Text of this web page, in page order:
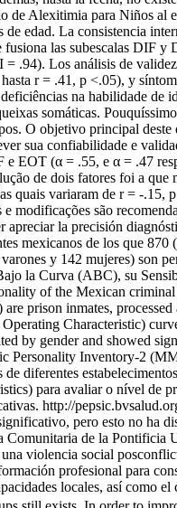
de Alexitimia para Niños al
edad. La consistencia
las subescalas DIF
.94). Los análisis de
r = .41, p <.05), y
na habilidade de
somáticas.
O objetivo principal
sua confiabilidade e
EOT (α = .55, e α = .47
de dois fatores foi a
quais variaram de r = -
são
apreciar la precisión
mexicanos de los que 870
y 142 mujeres) son
la Curva (ABC), su
of the Mexican
prison inmates,
Characteristic)
by gender and showed
Personality Inventory-2
diferentes
para avaliar o nível de
http://
pero esto no ha
de la
violencia social
profesional para
locales, así como